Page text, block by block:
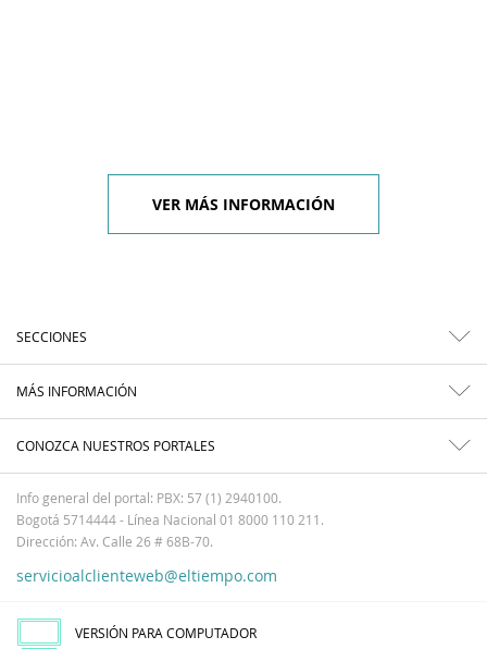
VER MÁS INFORMACIÓN
SECCIONES
MÁS INFORMACIÓN
CONOZCA NUESTROS PORTALES
Info general del portal: PBX: 57 (1) 2940100.
Bogotá 5714444 - Línea Nacional 01 8000 110 211.
Dirección: Av. Calle 26 # 68B-70.
servicioalclienteweb@eltiempo.com
VERSIÓN PARA COMPUTADOR